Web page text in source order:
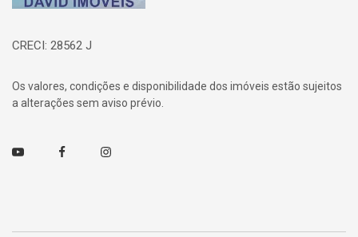
CRECI: 28562 J
Os valores, condições e disponibilidade dos imóveis estão sujeitos
a alterações sem aviso prévio.
Youtube FacebookInstagram